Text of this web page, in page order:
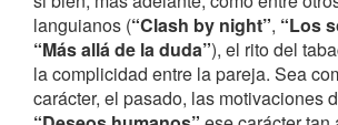
languianos (“Clash by night”, “Los
“Más allá de la duda”), el rito del
la complicidad entre la pareja. Sea
carácter, el pasado, las motivaciones